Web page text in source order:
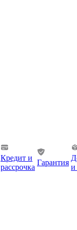
Кредит и
рассрочка
Гарантия
и